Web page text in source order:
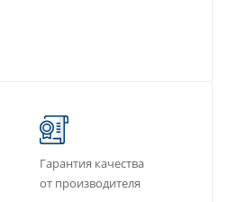
Гарантия качества
от производителя